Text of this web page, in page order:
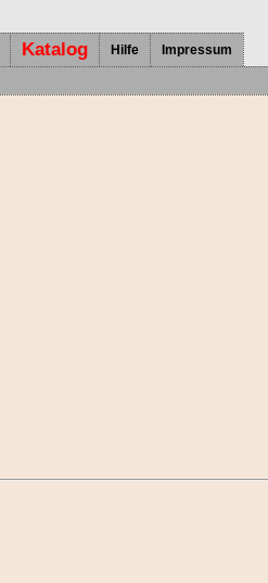
Katalog Hilfe Impressum